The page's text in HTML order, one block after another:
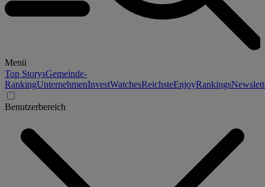
Menü
Top StorysGemeinde-
RankingUnternehmenInvestWatchesReichsteEnjoyRankings
Benutzerbereich